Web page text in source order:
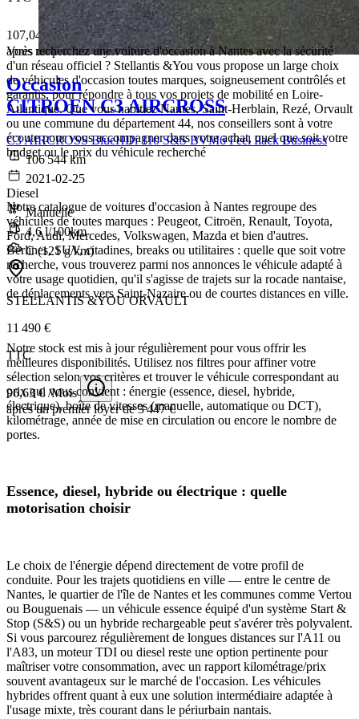
107,04 € /Mois
après un premier loyer de 3 897 €
Occasion
CITROEN C3 AIRCROSS
C3 AIRCROSS BlueHDi 110 S&S BVM6 Feel Pack Business
106 544 km
2021-02-25
Diesel
Manuelle
4,6 l/100km
C (121 g/km)
STELLANTIS &YOU ORVAULT
11 490 €
TTC
96,63 € /Mois
après un premier loyer de 3 447 €
Vous recherchez une voiture d'occasion à Nantes avec la sécurité
d'un réseau officiel ? Stellantis &You vous propose un large choix
de véhicules d'occasion toutes marques, soigneusement contrôlés et
garantis, pour répondre à tous vos projets de mobilité en Loire-
Atlantique. Que vous habitiez Nantes, Saint-Herblain, Rezé, Orvault
ou une commune du département 44, nos conseillers sont à votre
écoute pour vous accompagner dans votre achat, quel que soit votre
budget ou le prix du véhicule recherché
Notre catalogue de voitures d'occasion à Nantes regroupe des
véhicules de toutes marques : Peugeot, Citroën, Renault, Toyota,
Ford, Audi, Mercedes, Volkswagen, Mazda et bien d'autres.
Berlines, SUV, citadines, breaks ou utilitaires : quelle que soit votre
recherche, vous trouverez parmi nos annonces le véhicule adapté à
votre usage quotidien, qu'il s'agisse de trajets sur la rocade nantaise,
de déplacements vers Saint-Nazaire ou de courtes distances en ville.
Notre stock est mis à jour régulièrement pour vous offrir les
meilleures disponibilités. Utilisez nos filtres pour affiner votre
sélection selon vos critères et trouver le véhicule correspondant au
prix qui vous convient : énergie (essence, diesel, hybride,
électrique), boîte de vitesses (manuelle, automatique ou DCT),
kilométrage, année de mise en circulation ou encore le nombre de
portes.
Essence, diesel, hybride ou électrique : quelle
motorisation choisir
Le choix de l'énergie dépend directement de votre profil de
conduite. Pour les trajets quotidiens en ville — entre le centre de
Nantes, le quartier de l'île de Nantes et les communes comme Vertou
ou Bouguenais — un véhicule essence équipé d'un système Start &
Stop (S&S) ou un hybride rechargeable peut s'avérer très polyvalent.
Si vous parcourez régulièrement de longues distances sur l'A11 ou
l'A83, un moteur TDI ou diesel reste une option pertinente pour
maîtriser votre consommation, avec un rapport kilométrage/prix
souvent avantageux sur le marché de l'occasion. Les véhicules
hybrides offrent quant à eux une solution intermédiaire adaptée à
l'usage mixte, très courant dans le périurbain nantais.